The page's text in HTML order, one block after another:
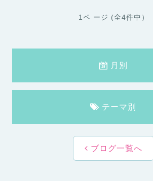
1ペ ージ (全4件中）
月別
テーマ別
ブログ一覧へ